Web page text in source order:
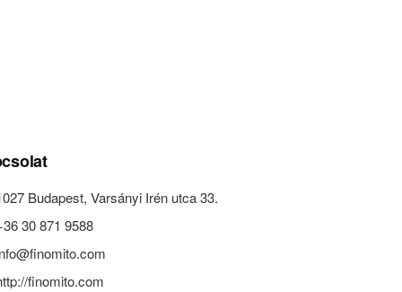
Budapest, Varsányi Irén utca 33.
30 871 9588
finomito.com